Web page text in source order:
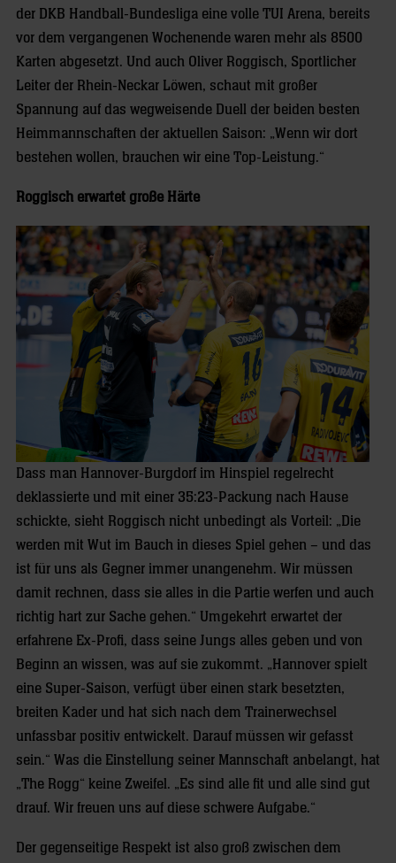
der DKB Handball-Bundesliga eine volle TUI Arena, bereits
vor dem vergangenen Wochenende waren mehr als 8500
Karten abgesetzt. Und auch Oliver Roggisch, Sportlicher
Leiter der Rhein-Neckar Löwen, schaut mit großer
Spannung auf das wegweisende Duell der beiden besten
Heimmannschaften der aktuellen Saison: „Wenn wir dort
bestehen wollen, brauchen wir eine Top-Leistung.“
Roggisch erwartet große Härte
Dass man Hannover-Burgdorf im Hinspiel regelrecht
deklassierte und mit einer 35:23-Packung nach Hause
schickte, sieht Roggisch nicht unbedingt als Vorteil: „Die
werden mit Wut im Bauch in dieses Spiel gehen – und das
ist für uns als Gegner immer unangenehm. Wir müssen
damit rechnen, dass sie alles in die Partie werfen und auch
richtig hart zur Sache gehen.“ Umgekehrt erwartet der
erfahrene Ex-Profi, dass seine Jungs alles geben und von
Beginn an wissen, was auf sie zukommt. „Hannover spielt
eine Super-Saison, verfügt über einen stark besetzten,
breiten Kader und hat sich nach dem Trainerwechsel
unfassbar positiv entwickelt. Darauf müssen wir gefasst
sein.“ Was die Einstellung seiner Mannschaft anbelangt, hat
„The Rogg“ keine Zweifel. „Es sind alle fit und alle sind gut
drauf. Wir freuen uns auf diese schwere Aufgabe.“
Der gegenseitige Respekt ist also groß zwischen dem